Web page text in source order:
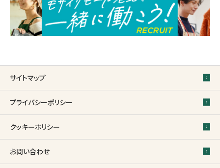
サイトマップ
プライバシーポリシー
クッキーポリシー
お問い合わせ